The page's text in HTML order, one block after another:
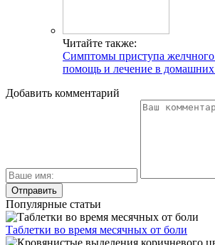
Читайте также:
Симптомы приступа желчного
помощь и лечение в домашних
Добавить комментарий
Популярные статьи
Таблетки во время месячных от боли